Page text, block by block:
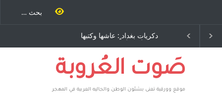
دكريات بغداد ٍ: عاشها وكتبها
:وليد رباح – نيوجرسي –
الولايات المتحدة الامريكية
طاحنة كتب
يوسف يقهر
، فأعطوه
وهم صاغرون،صَوت العُروبة
موقع وورقية تعنى بشئون الوطن والجاليه العربية في المهجر